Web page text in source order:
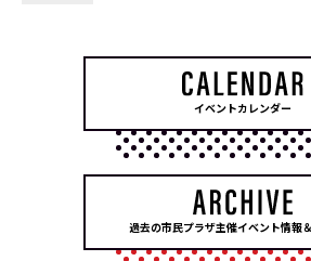
イベントカレンダー
過去の市民プラザ主催イベント情報